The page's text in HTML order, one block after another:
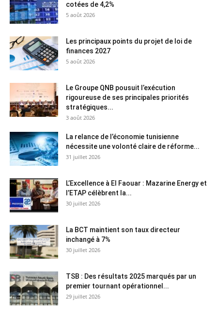
cotées de 4,2%
5 août 2026
Les principaux points du projet de loi de
finances 2027
5 août 2026
Le Groupe QNB pousuit l’exécution
rigoureuse de ses principales priorités
stratégiques...
3 août 2026
La relance de l’économie tunisienne
nécessite une volonté claire de réforme...
31 juillet 2026
L’Excellence à El Faouar : Mazarine Energy et
l’ETAP célèbrent la...
30 juillet 2026
La BCT maintient son taux directeur
inchangé à 7%
30 juillet 2026
TSB : Des résultats 2025 marqués par un
premier tournant opérationnel...
29 juillet 2026